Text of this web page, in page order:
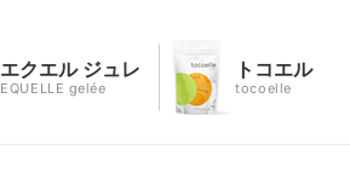
エクエル ジュレ
EQUELLE gelée
トコエル
tocoelle